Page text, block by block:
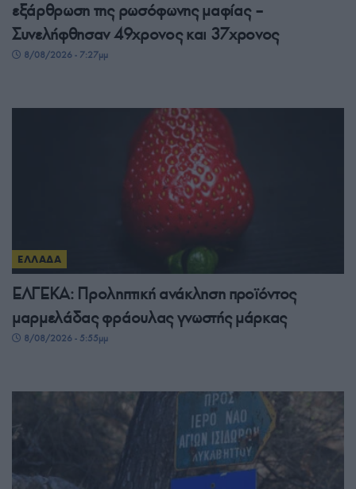
εξάρθρωση της ρωσόφωνης μαφίας –
Συνελήφθησαν 49χρονος και 37χρονος
8/08/2026 - 7:27μμ
ΕΛΛΑΔΑ
ΕΛΓΕΚΑ: Προληπτική ανάκληση προϊόντος
μαρμελάδας φράουλας γνωστής μάρκας
8/08/2026 - 5:55μμ